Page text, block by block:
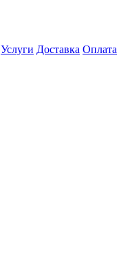
Услуги Доставка Оплата